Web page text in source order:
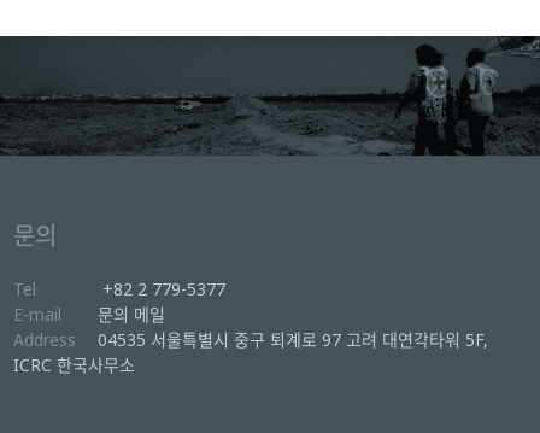
문의
Tel
+82 2 779-5377
E-mail
문의 메일
Address
04535 서울특별시 중구 퇴계로 97 고려 대연각타워 5F,
ICRC 한국사무소